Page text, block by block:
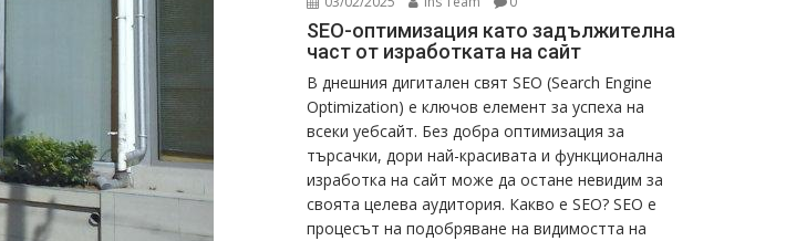
SEO-оптимизация като задължителна
част от изработката на сайт
В днешния дигитален свят SEO (Search Engine
Optimization) е ключов елемент за успеха на
всеки уебсайт. Без добра оптимизация за
търсачки, дори най-красивата и функционална
изработка на сайт може да остане невидим за
своята целева аудитория. Какво е SEO? SEO е
процесът на подобряване на видимостта на